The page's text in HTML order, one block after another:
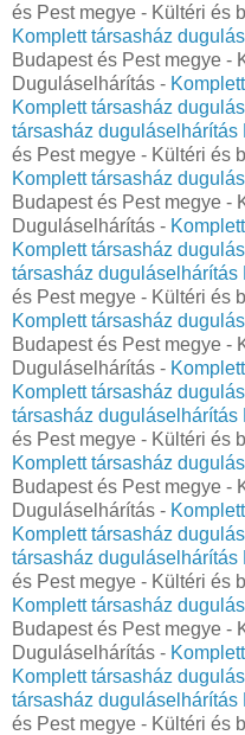
és Pest megye - Kültéri és
Komplett társasház
Budapest és Pest megye -
Duguláselhárítás -
Komplett társasház
társasház duguláselhárítás
és Pest megye - Kültéri és
Komplett társasház
Budapest és Pest megye -
Duguláselhárítás -
Komplett társasház
társasház duguláselhárítás
és Pest megye - Kültéri és
Komplett társasház
Budapest és Pest megye -
Duguláselhárítás -
Komplett társasház
társasház duguláselhárítás
és Pest megye - Kültéri és
Komplett társasház
Budapest és Pest megye -
Duguláselhárítás -
Komplett társasház
társasház duguláselhárítás
és Pest megye - Kültéri és
Komplett társasház
Budapest és Pest megye -
Duguláselhárítás -
Komplett társasház
társasház duguláselhárítás
és Pest megye - Kültéri és